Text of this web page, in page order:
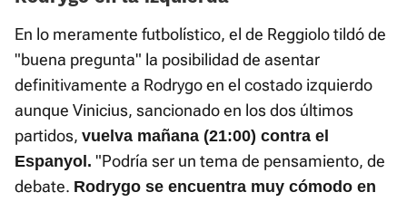
En lo meramente futbolístico, el de Reggiolo tildó de
"buena pregunta" la posibilidad de asentar
definitivamente a Rodrygo en el costado izquierdo
aunque Vinicius, sancionado en los dos últimos
partidos, vuelva mañana (21:00) contra el
Espanyol. "Podría ser un tema de pensamiento, de
debate. Rodrygo se encuentra muy cómodo en